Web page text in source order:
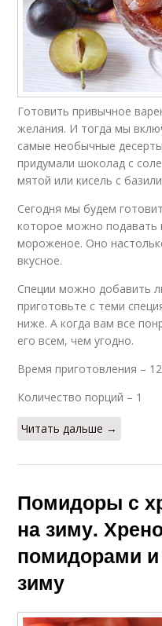
Готовить привычное
желания. И тогда мы
самые необычные
придумали шоколад с
мятой или кисель с
Сегодня мы будем
которое можно подавать
мороженое. Оно
вкусное.
Специи можно добавить
приготовьте с теми
ниже. А когда вам все
его всем, чем угодно.
Время приготовления –
Количество порций – 1
Читать дальше →
Помидоры с
на зиму.
помидорами
зиму